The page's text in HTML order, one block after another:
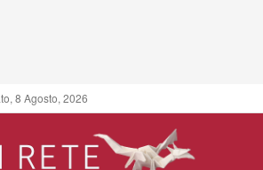
8 Agosto, 2026